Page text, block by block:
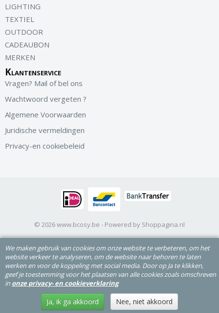
LIGHTING
TEXTIEL
OUTDOOR
CADEAUBON
MERKEN
Klantenservice
Vragen? Mail of bel ons
Wachtwoord vergeten ?
Algemene Voorwaarden
Juridische vermeldingen
Privacy-en cookiebeleid
© 2026 www.bcosy.be - Powered by Shoppagina.nl
We maken gebruik van cookies om onze website te verbeteren, om het
website verkeer te analyseren, om de website naar behoren te laten
werken en voor de koppeling met social media. Door op Ja te klikken,
geef je toestemming voor het plaatsen van alle cookies zoals omschreven
in onze privacy- en cookieverklaring
Ja, ik ga akkoord Nee, niet akkoord